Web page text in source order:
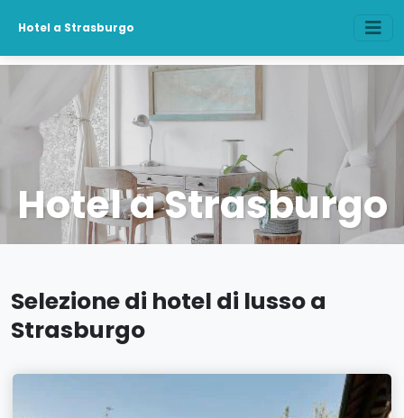
Hotel a Strasburgo
Hotel a Strasburgo
Selezione di hotel di lusso a
Strasburgo